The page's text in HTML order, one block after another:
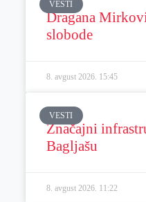
VESTI
Dragana
slobode
8. avgust 2026. 15:45
VESTI
Značajni
Bagljašu
8. avgust 2026. 11:22